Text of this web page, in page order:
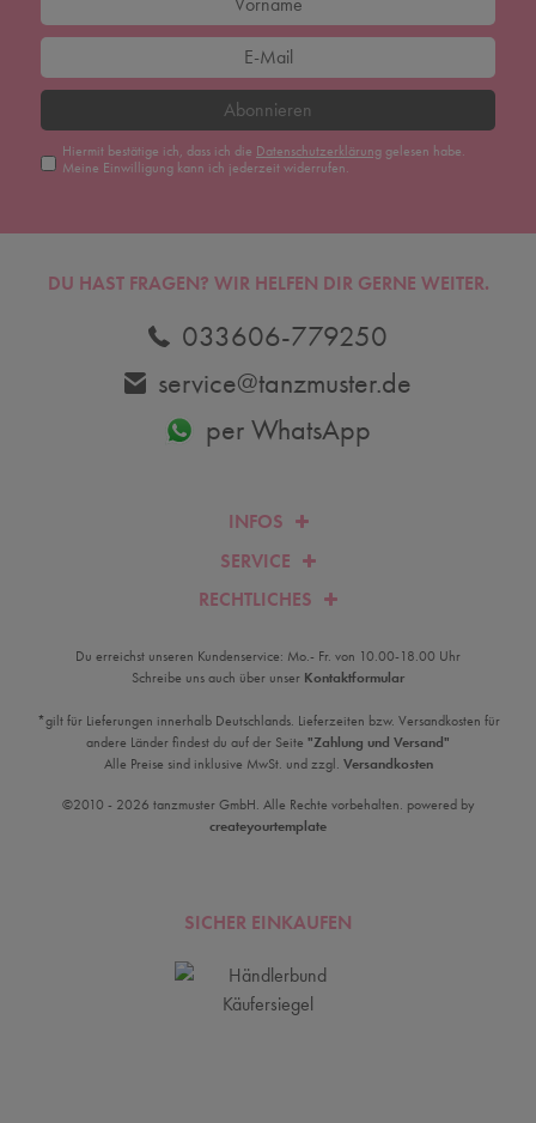
Abonnieren
Hiermit bestätige ich, dass ich die Daten­schutz­erklärunggelesen habe.
Meine Einwilligung kann ich jederzeit widerrufen.
INFOS
SERVICE
RECHTLICHES
DU HAST FRAGEN? WIR HELFEN DIR GERNE WEITER.
033606-779250
service@tanzmuster.de
per WhatsApp
Du erreichst unseren Kundenservice: Mo.- Fr. von 10.00-18.00 Uhr
Schreibe uns auch über unser Kontaktformular
*gilt für Lieferungen innerhalb Deutschlands. Lieferzeiten bzw. Versandkosten für
andere Länder findest du auf der Seite "Zahlung und Versand"
Alle Preise sind inklusive MwSt. und zzgl. Versandkosten
©2010 - 2026 tanzmuster GmbH. Alle Rechte vorbehalten. powered by
createyourtemplate
SICHER EINKAUFEN